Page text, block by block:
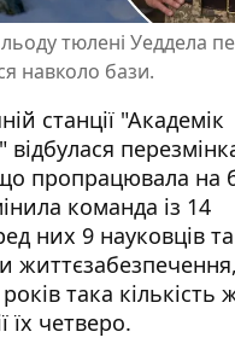
тюлені Уеддела
навколо бази.
станції "Академік
пропрацювала на
команда із 14
них 9 науковців
така кількість
їх четверо.